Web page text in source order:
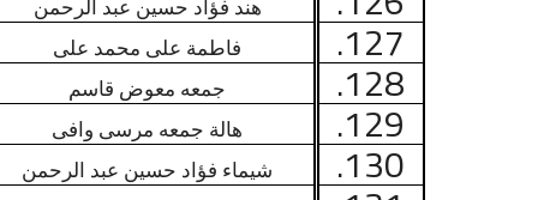
هند فؤاد حسين عبد الرحمن
127. فاطمة على محمد على
128. جمعه معوض قاسم
129. هالة جمعه مرسى وافى
130. شيماء فؤاد حسين عبد الرحمن